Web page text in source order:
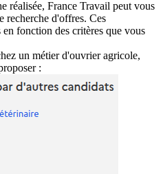
réalisée, France Travail peut vous
recherche d'offres. Ces
en fonction des critères que vous
un métier d'ouvrier agricole,
: